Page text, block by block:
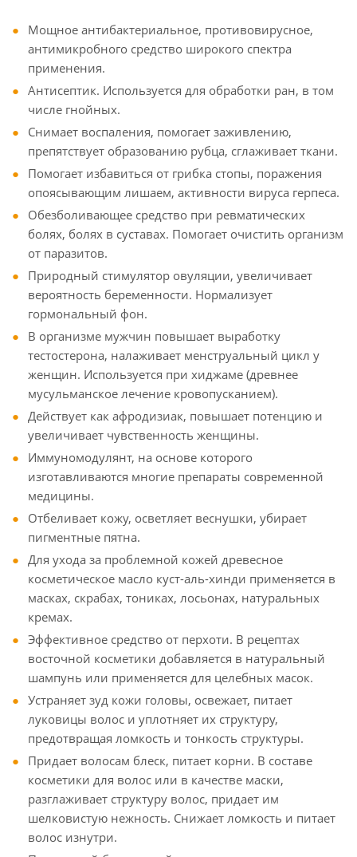
Мощное антибактериальное, противовирусное,
антимикробного средство широкого спектра
применения.
Антисептик. Используется для обработки ран, в том
числе гнойных.
Снимает воспаления, помогает заживлению,
препятствует образованию рубца, сглаживает ткани.
Помогает избавиться от грибка стопы, поражения
опоясывающим лишаем, активности вируса герпеса.
Обезболивающее средство при ревматических
болях, болях в суставах. Помогает очистить организм
от паразитов.
Природный стимулятор овуляции, увеличивает
вероятность беременности. Нормализует
гормональный фон.
В организме мужчин повышает выработку
тестостерона, налаживает менструальный цикл у
женщин. Используется при хиджаме (древнее
мусульманское лечение кровопусканием).
Действует как афродизиак, повышает потенцию и
увеличивает чувственность женщины.
Иммуномодулянт, на основе которого
изготавливаются многие препараты современной
медицины.
Отбеливает кожу, осветляет веснушки, убирает
пигментные пятна.
Для ухода за проблемной кожей древесное
косметическое масло куст-аль-хинди применяется в
масках, скрабах, тониках, лосьонах, натуральных
кремах.
Эффективное средство от перхоти. В рецептах
восточной косметики добавляется в натуральный
шампунь или применяется для целебных масок.
Устраняет зуд кожи головы, освежает, питает
луковицы волос и уплотняет их структуру,
предотвращая ломкость и тонкость структуры.
Придает волосам блеск, питает корни. В составе
косметики для волос или в качестве маски,
разглаживает структуру волос, придает им
шелковистую нежность. Снижает ломкость и питает
волос изнутри.